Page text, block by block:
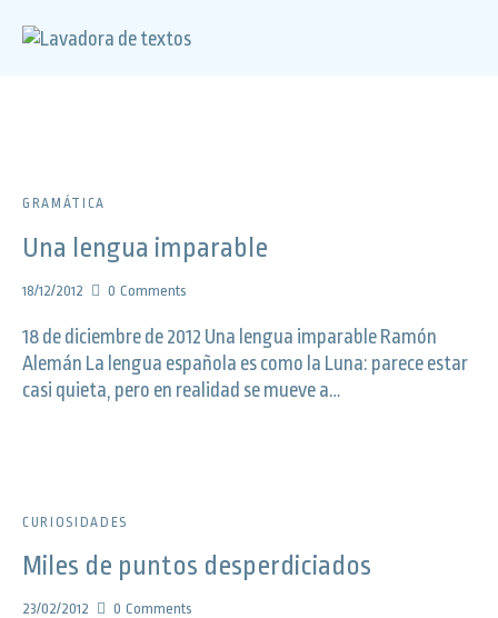
GRAMÁTICA
Una lengua imparable
18/12/2012 0 Comments
18 de diciembre de 2012 Una lengua imparable Ramón
Alemán La lengua española es como la Luna: parece estar
casi quieta, pero en realidad se mueve a…
CURIOSIDADES
Miles de puntos desperdiciados
23/02/2012 0 Comments